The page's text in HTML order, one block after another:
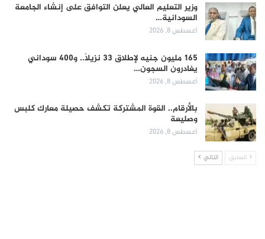
وزير التعليم العالي يعلن التوافق على إنشاء الجامعة
السودانية…
أغسطس 8, 2026
165 مليون جنيه لإطلاق 33 نزيلاً.. و400 سوداني
يغادرون السجون…
أغسطس 8, 2026
بالأرقام.. القوة المشتركة تكشف حصيلة معارك كلبس
وصليعة
أغسطس 8, 2026
السابق التالي